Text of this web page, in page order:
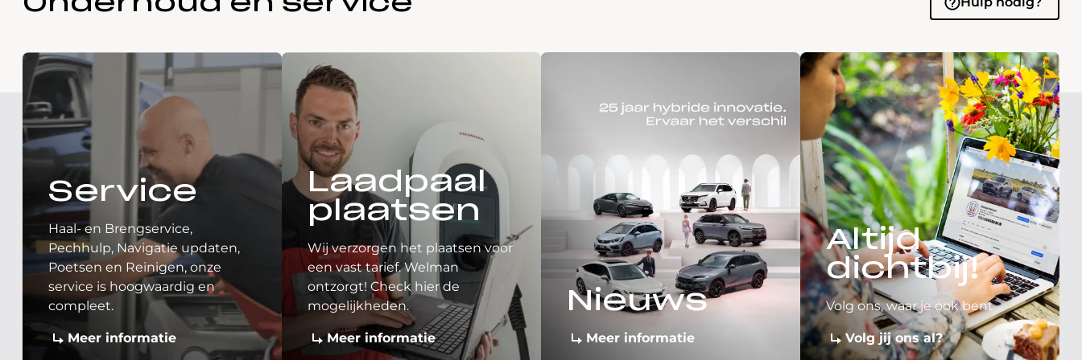
Service
Haal- en Brengservice,
Pechhulp, Navigatie updaten,
Poetsen en Reinigen, onze
service is hoogwaardig en
compleet.
Meer informatie
Laadpaal
plaatsen
Wij verzorgen het plaatsen voor
een vast tarief. Welman
ontzorgt! Check hier de
mogelijkheden.
Meer informatie
Nieuws
Meer informatie
Altijd
dichtbij!
Volg ons, waar je ook bent
Volg jij ons al?